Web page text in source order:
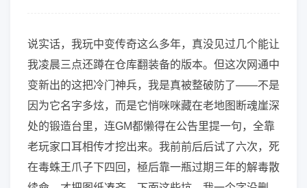
说实话，我玩中变传奇这么多年，真没见过几个能让
我凌晨三点还蹲在仓库翻装备的版本。但这次网通中
变新出的这把冷门神兵，我是真被整破防了——不是
因为它名字多炫，而是它悄咪咪藏在老地图断魂崖深
处的锻造台里，连GM都懒得在公告里提一句，全靠
老玩家口耳相传才挖出来。我前前后后试了六次，死
在毒蛛王爪子下四回，極后靠一瓶过期三年的解毒散